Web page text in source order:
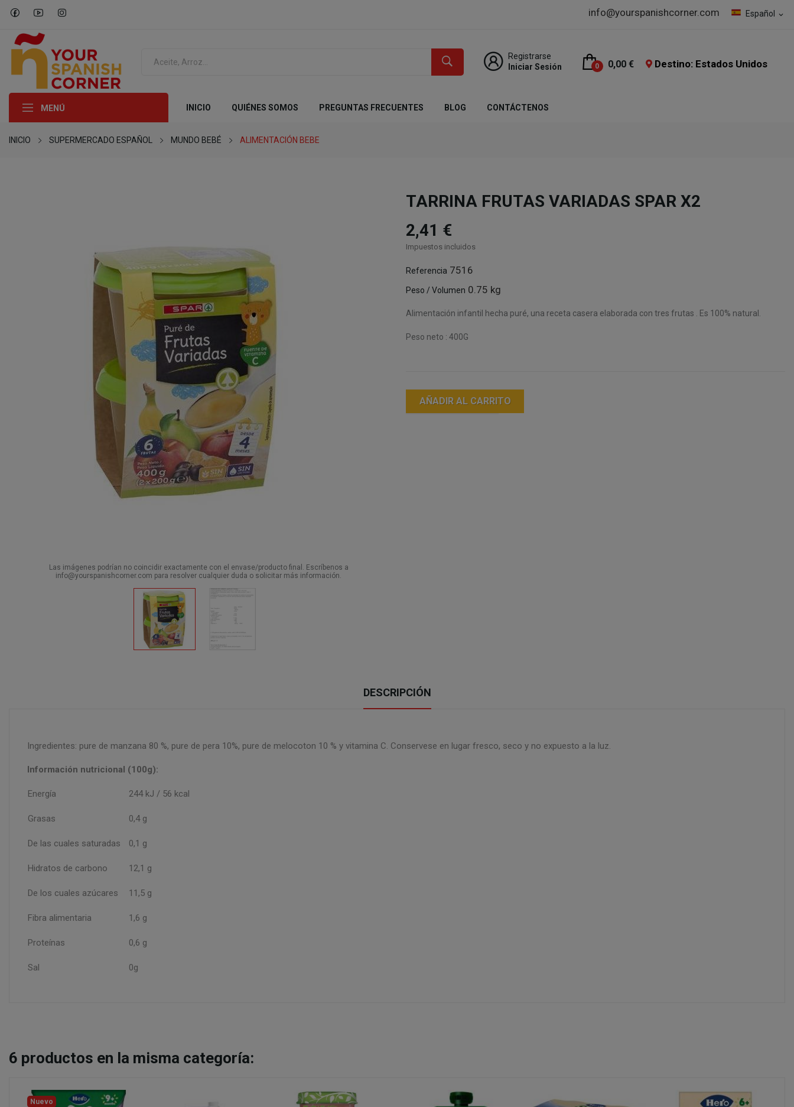
Español expand_more
info@yourspanishcorner.com
Registrarse
Iniciar Sesión
0 0,00 € Destino: Estados Unidos
MENÚ INICIO QUIÉNES SOMOS PREGUNTAS FRECUENTES BLOG CONTÁCTENOS
INICIO SUPERMERCADO ESPAÑOL MUNDO BEBÉ ALIMENTACIÓN BEBE
Las imágenes podrían no coincidir exactamente con el envase/producto final. Escríbenos a
info@yourspanishcorner.com para resolver cualquier duda o solicitar más información.
TARRINA FRUTAS VARIADAS SPAR X2
2,41 €
Impuestos incluidos
Referencia 7516
Peso / Volumen 0.75 kg
Alimentación infantil hecha puré, una receta casera elaborada con tres frutas . Es 100% natural.
Peso neto : 400G
AÑADIR AL CARRITO
DESCRIPCIÓN
Ingredientes: pure de manzana 80 %, pure de pera 10%, pure de melocoton 10 % y vitamina C. Conservese en lugar fresco, seco y no expuesto a la luz.
Información nutricional (100g):
Energía 244 kJ / 56 kcal
Grasas 0,4 g
De las cuales saturadas 0,1 g
Hidratos de carbono 12,1 g
De los cuales azúcares 11,5 g
Fibra alimentaria 1,6 g
Proteínas 0,6 g
Sal 0g
6 productos en la misma categoría:
Nuevo